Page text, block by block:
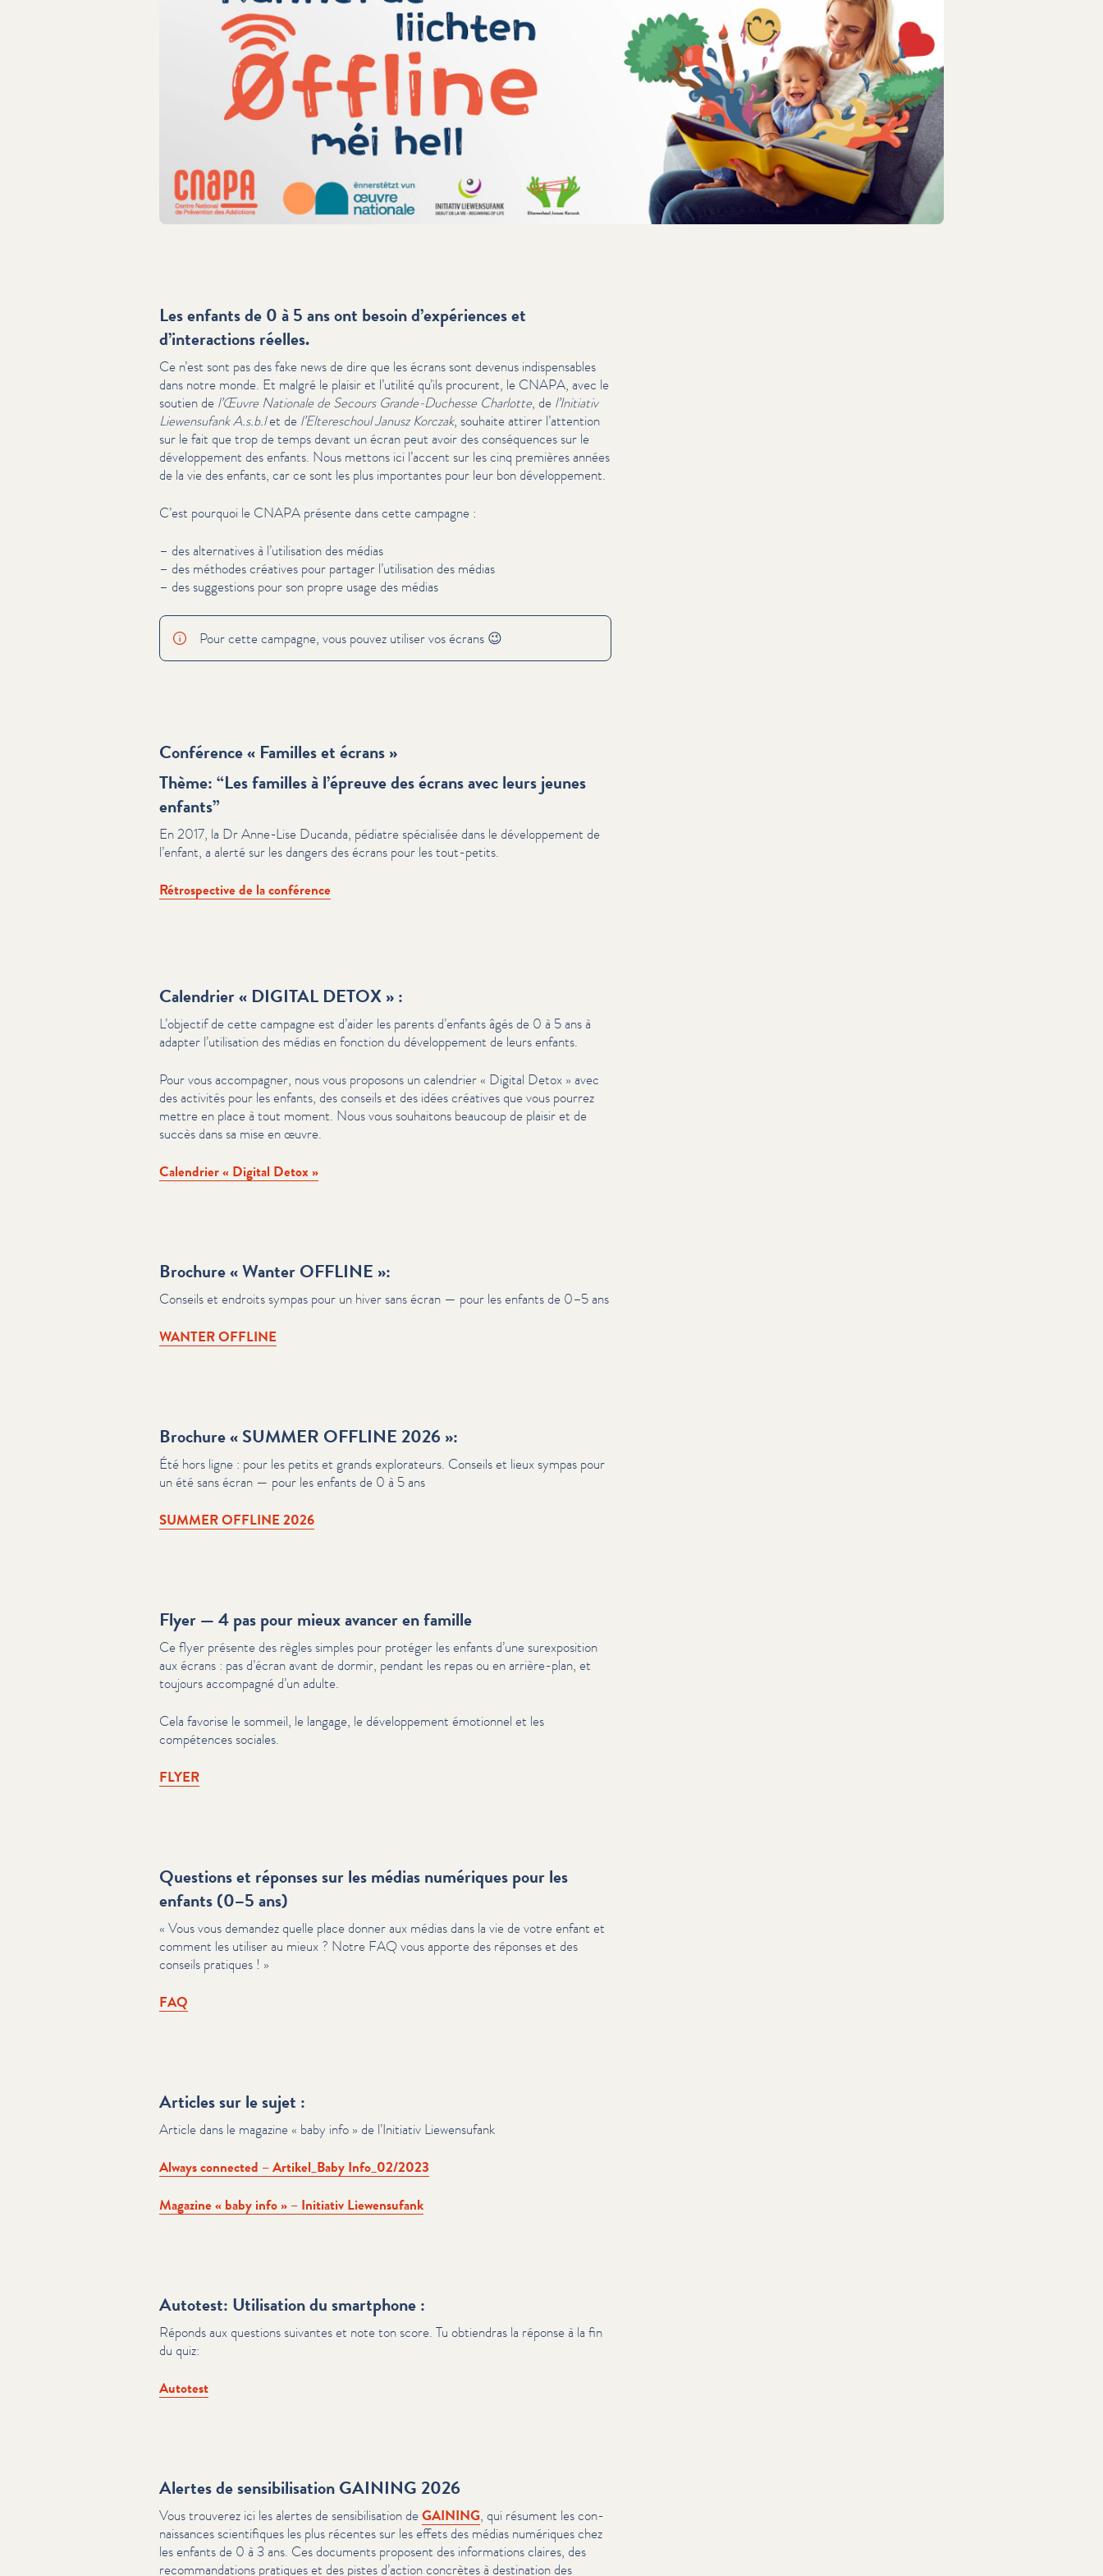
Les enfants de 0 à 5 ans ont besoin d’expériences et
d’interactions réelles.
Ce n’est sont pas des fake news de dire que les écrans sont devenus indis­pens­ables
dans notre monde. Et malgré le plaisir et l’utilité qu’ils procurent, le CNAPA, avec le
soutien de l’Œuvre Nationale de Secours Grande-Duchesse Charlotte, de l’Initiativ
Liewen­s­u­fank A.s.b.let de l’Eltereschoul Janusz Korczak, souhaite attirer l’attention
sur le fait que trop de temps devant un écran peut avoir des con­séquences sur le
développe­ment des enfants. Nous mettons ici l’accent sur les cinq premières années
de la vie des enfants, car ce sont les plus importantes pour leur bon développe­ment.
C’est pourquoi le CNAPA présente dans cette campagne :
– des alter­na­tives à l’utilisation des médias
– des méthodes créatives pour partager l’utilisation des médias
– des suggestions pour son propre usage des médias
Pour cette campagne, vous pouvez utiliser vos écrans 😉
Conférence « Familles et écrans »
Thème:“Les familles à l’épreuve des écrans avec leurs jeunes
enfants”
En 2017, la Dr Anne-Lise Ducanda, pédiatre spécialisée dans le développe­ment de
l’enfant, a alerté sur les dangers des écrans pour les tout-petits.
Rétrospective de la conférence
Calendrier « DIGITAL DETOX » :
L’objectif de cette campagne est d’aider les parents d’enfants âgés de 0 à 5 ans à
adapter l’utilisation des médias en fonction du développe­ment de leurs enfants.
Pour vous accompagner, nous vous proposons un calendrier « Digital Detox » avec
des activités pour les enfants, des conseils et des idées créatives que vous pourrez
mettre en place à tout moment. Nous vous souhaitons beaucoup de plaisir et de
succès dans sa mise en œuvre.
Calendrier « Digital Detox »
Brochure « Wanter OFFLINE »:
Conseils et endroits sympas pour un hiver sans écran — pour les enfants de 0–5 ans
WANTER OFFLINE
Brochure « SUMMER OFFLINE 2026 »:
Été hors ligne : pour les petits et grands explo­rateurs. Conseils et lieux sympas pour
un été sans écran — pour les enfants de 0 à 5 ans
SUMMER OFFLINE 2026
Flyer — 4 pas pour mieux avancer en famille
Ce flyer présente des règles simples pour protéger les enfants d’une sur­ex­po­si­tion
aux écrans : pas d’écran avant de dormir, pendant les repas ou en arrière-plan, et
toujours accompagné d’un adulte.
Cela favorise le sommeil, le langage, le développe­ment émotionnel et les
compétences sociales.
FLYER
Questions et réponses sur les médias numériques pour les
enfants (0–5 ans)
« Vous vous demandez quelle place donner aux médias dans la vie de votre enfant et
comment les utiliser au mieux ? Notre FAQ vous apporte des réponses et des
conseils pratiques ! »
FAQ
Articles sur le sujet :
Article dans le magazine « baby info » de l’Initiativ Liewen­s­u­fank
Always connected – Artikel_​Baby Info_​02/2023
Magazine « baby info » – Initiativ Liewen­s­u­fank
Autotest: Utilisation du smartphone :
Réponds aux questions suivantes et note ton score. Tu obtiendras la réponse à la fin
du quiz:
Autotest
Alertes de sensibilisation GAINING 2026
Vous trouverez ici les alertes de sen­si­bil­i­sa­tion deGAINING, qui résument les con­
nais­sances sci­en­tifiques les plus récentes sur les effets des médias numériques chez
les enfants de 0 à 3 ans. Ces documents proposent des infor­ma­tions claires, des
recom­man­da­tions pratiques et des pistes d’action concrètes à destination des